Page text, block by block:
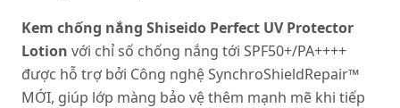
Kem chống nắng Shiseido Perfect UV Protector
Lotion với chỉ số chống nắng tới SPF50+/PA++++
được hỗ trợ bởi Công nghệ SynchroShieldRepair™
MỚI, giúp lớp màng bảo vệ thêm mạnh mẽ khi tiếp